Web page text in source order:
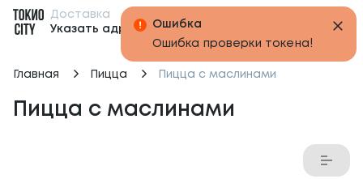
Доставка
Указать адрес
Главная Пицца Пицца с маслинами
Пицца с маслинами